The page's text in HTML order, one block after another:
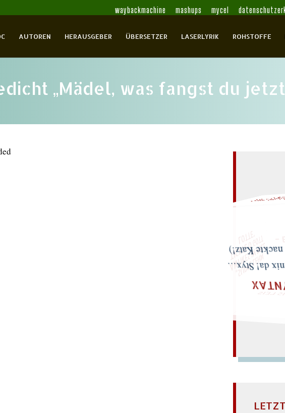
waybackmachine mashups mycel
AUTOREN HERAUSGEBER ÜBERSETZER LASERLYRIK ROHSTOFFE
„Mädel, was fangst du
„
S
U
P
P
E
L
E
H
M
A
N
T
I
K
E
S
I
M
P
E
L
Z
T
I
C
K
T
E
O
G
O
T
T
L
O
T
T
E
"
Sünde? nix da!
(sühnt nackte Katz!)